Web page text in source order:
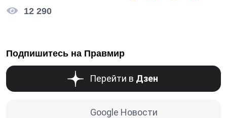
12 290
Подпишитесь на Правмир
Перейти в Дзен
Google Новости